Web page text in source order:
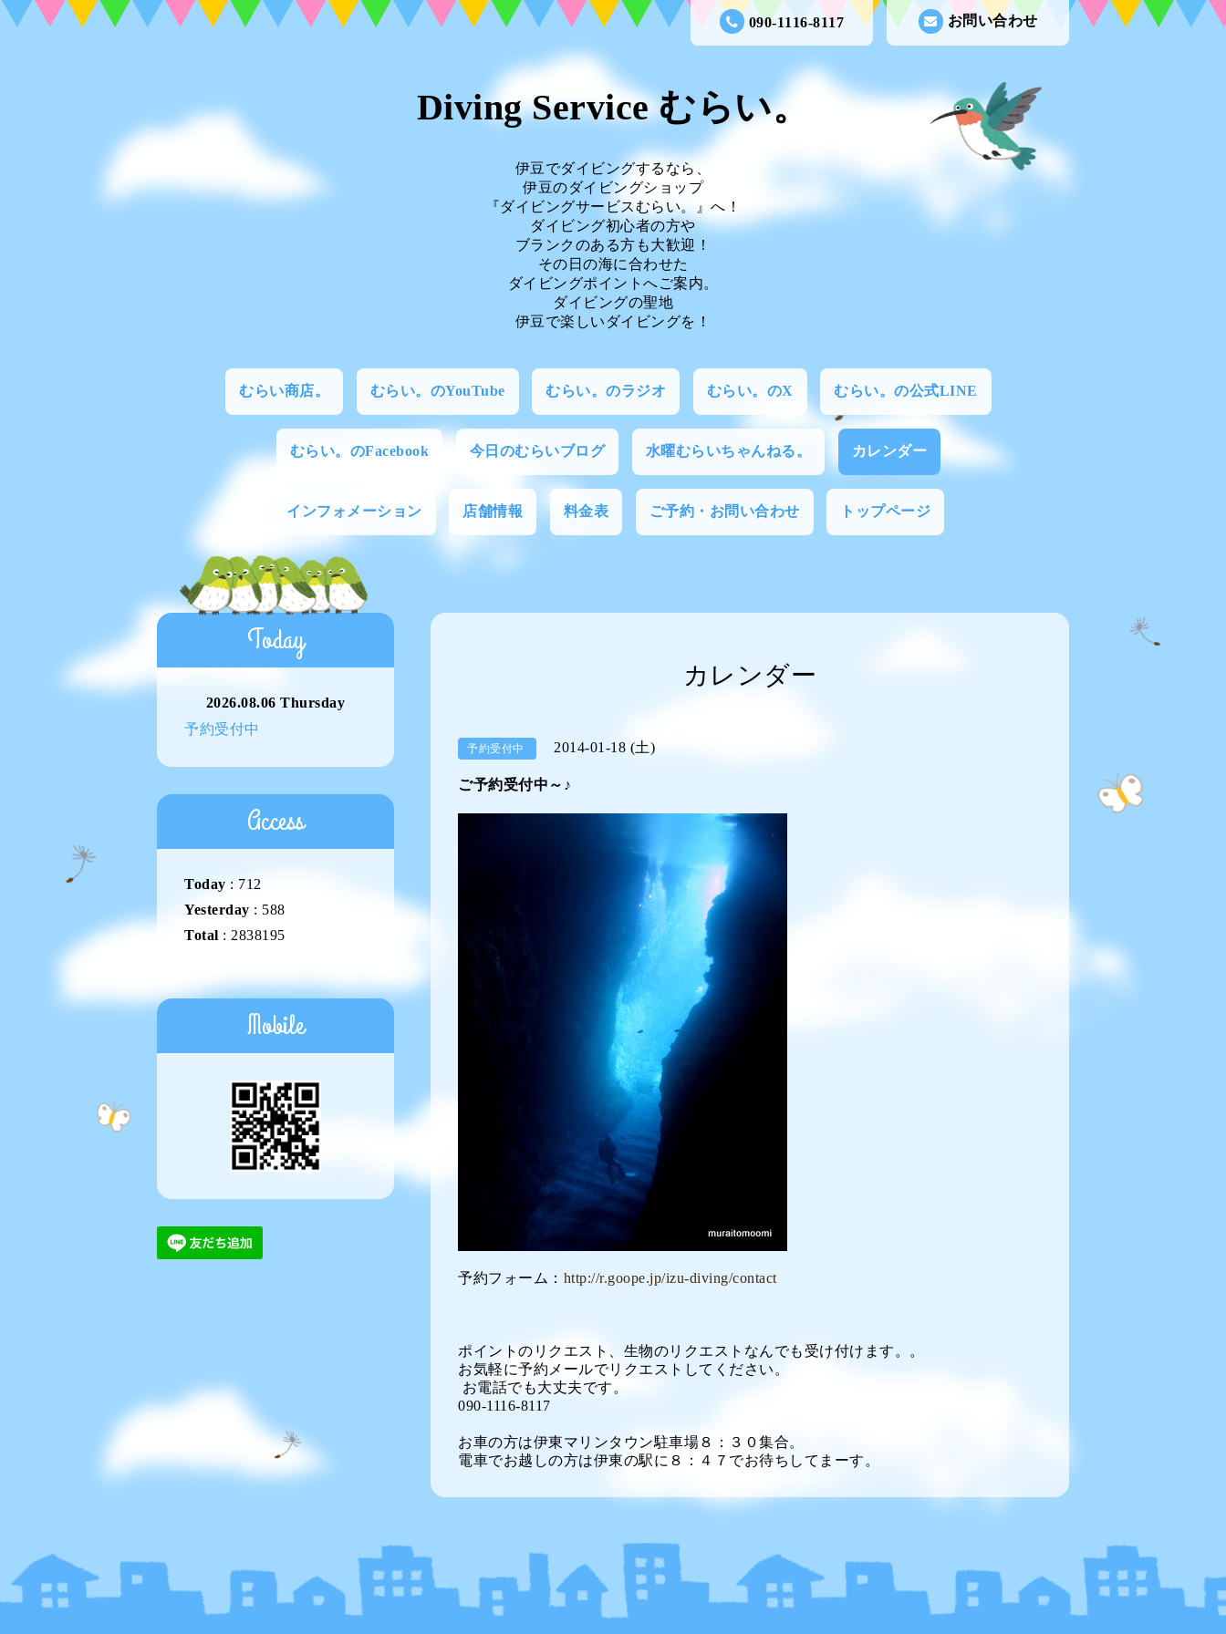
お問い合わせ
090-1116-8117
Diving Service むらい。
伊豆でダイビングするなら、
伊豆のダイビングショップ
『ダイビングサービスむらい。』へ！
ダイビング初心者の方や
ブランクのある方も大歓迎！
その日の海に合わせた
ダイビングポイントへご案内。
ダイビングの聖地
伊豆で楽しいダイビングを！
むらい商店。 むらい。のYouTube むらい。のラジオ むらい。のX むらい。の公式LINE
むらい。のFacebook 今日のむらいブログ 水曜むらいちゃんねる。 カレンダー
インフォメーション 店舗情報 料金表 ご予約・お問い合わせ トップページ
カレンダー
予約受付中 2014-01-18 (土)
ご予約受付中～♪
予約フォーム： http://r.goope.jp/izu-diving/contact
ポイントのリクエスト、生物のリクエストなんでも受け付けます。。
お気軽に予約メールでリクエストしてください。
お電話でも大丈夫です。
090-1116-8117
お車の方は伊東マリンタウン駐車場８：３０集合。
電車でお越しの方は伊東の駅に８：４７でお待ちしてまーす。
Today
2026.08.06 Thursday
予約受付中
Access
Today : 712
Yesterday : 588
Total : 2838195
Mobile